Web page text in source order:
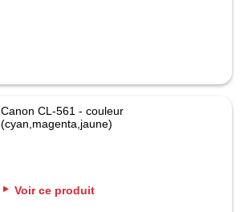
Canon CL-561 - couleur
(cyan,magenta,jaune)
Voir ce produit